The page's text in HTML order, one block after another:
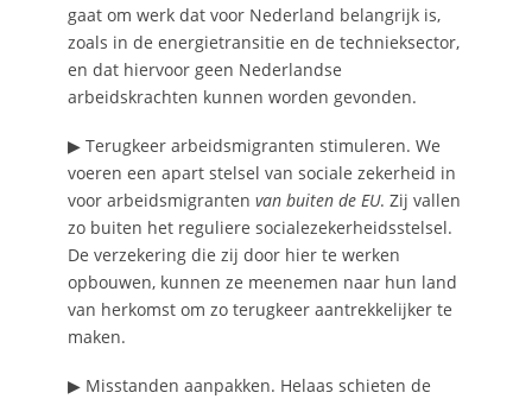
gaat om werk dat voor Nederland belangrijk is,
zoals in de energietransitie en de technieksector,
en dat hiervoor geen Nederlandse
arbeidskrachten kunnen worden gevonden.
▶ Terugkeer arbeidsmigranten stimuleren. We
voeren een apart stelsel van sociale zekerheid in
voor arbeidsmigranten van buiten de EU. Zij vallen
zo buiten het reguliere socialezekerheidsstelsel.
De verzekering die zij door hier te werken
opbouwen, kunnen ze meenemen naar hun land
van herkomst om zo terugkeer aantrekkelijker te
maken.
▶ Misstanden aanpakken. Helaas schieten de